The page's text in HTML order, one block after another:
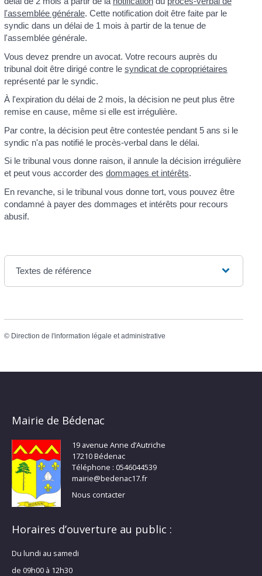
l'assemblée générale. Cette notification doit être faite par le
syndic dans un délai de 1 mois à partir de la tenue de
l'assemblée générale.
Vous devez prendre un avocat. Votre recours auprès du
tribunal doit être dirigé contre le syndicat de copropriétaires
représenté par le syndic.
À l'expiration du délai de 2 mois, la décision ne peut plus être
remise en cause, même si elle est irrégulière.
Par contre, la décision peut être contestée pendant 5 ans si le
syndic n'a pas notifié le procès-verbal dans le délai.
Si le tribunal vous donne raison, il annule la décision irrégulière
et peut vous accorder des dommages et intérêts.
En revanche, si le tribunal vous donne tort, vous pouvez être
condamné à payer des dommages et intérêts pour recours
abusif.
Textes de référence
© Direction de l'information légale et administrative
Mairie de Bédenac
19 avenue Anne d’Autriche
17210 Bédenac
Téléphone : 0546044539
mairie@bedenac17.fr
Nous contacter
Horaires d’ouverture au public :
Du lundi au samedi
de 09h00 à 12h30